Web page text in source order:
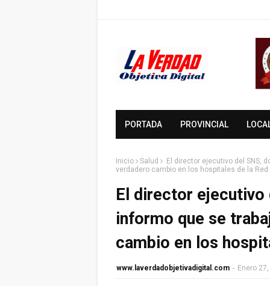
PORTADA PROVINCIAL
Inicio Salud
El director ejecutivo del SNS,
verdadero cambio en los hospitales de la Red
El director ejecutivo
informo que se
cambio en los
www.laverdadobjetivadigital.com - Enero